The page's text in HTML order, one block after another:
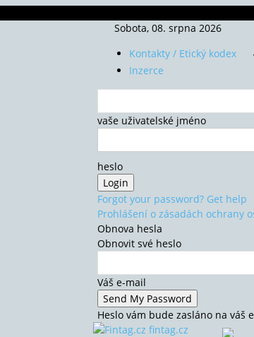
Sobota, 08. srpna 2026
Kontakty / Etický kodex
Inzerce
vaše uživatelské jméno
heslo
Forgot your password? Get help
Prohlášení o zásadách ochrany
Obnova hesla
Obnovit své heslo
Váš e-mail
Heslo vám bude zasláno na váš
fintag.cz